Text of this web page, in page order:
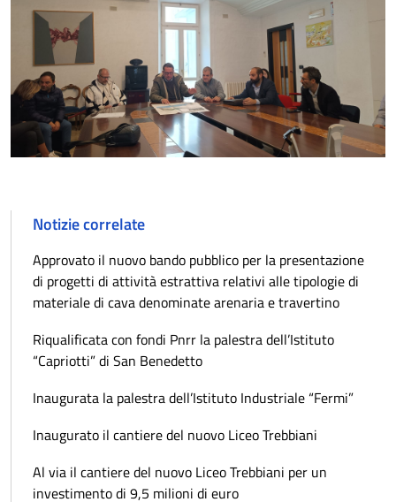
Notizie correlate
Approvato il nuovo bando pubblico per la presentazione
di progetti di attività estrattiva relativi alle tipologie di
materiale di cava denominate arenaria e travertino
Riqualificata con fondi Pnrr la palestra dell’Istituto
“Capriotti” di San Benedetto
Inaugurata la palestra dell’Istituto Industriale “Fermi”
Inaugurato il cantiere del nuovo Liceo Trebbiani
Al via il cantiere del nuovo Liceo Trebbiani per un
investimento di 9,5 milioni di euro